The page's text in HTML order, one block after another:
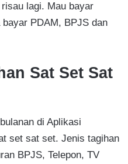
lagi. Mau bayar
PDAM, BPJS dan
Sat Set Sat
di Aplikasi
set sat set. Jenis tagihan
BPJS, Telepon, TV